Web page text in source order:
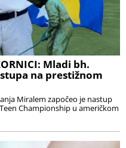
Mladi bh.
na prestižnom
Miralem započeo je nastup
Championship u američkom